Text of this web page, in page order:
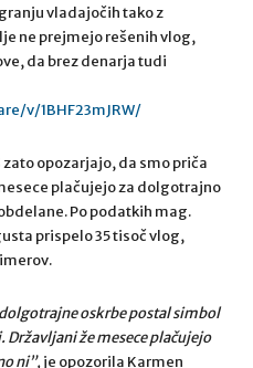
vladajočih tako z
ne prejmejo rešenih vlog,
da brez denarja tudi
v/1BHF23mJRW/
opozarjajo, da smo priča
plačujejo za dolgotrajno
Po podatkih mag.
prispelo 35 tisoč vlog,
dolgotrajne oskrbe postal simbol
že mesece plačujejo
ni”,je opozorila Karmen